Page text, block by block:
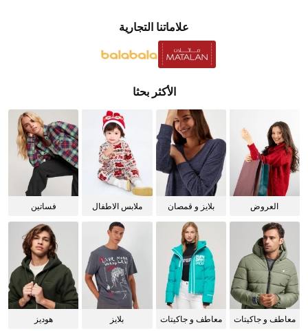
علاماتنا التجارية
الأكثر بحثا
العروض
بلايز و قمصان
ملابس الاطفال فساتين
معاطف و جاكيتات
معاطف و جاكيتات
بلايز هوديز